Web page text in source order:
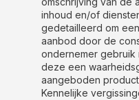
inhoud en/of
gedetailleerd om
aanbod door de
ondernemer gebruik
deze een
aangeboden
Kennelijke